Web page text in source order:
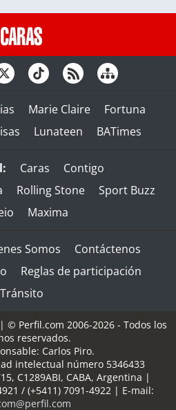
Marie Claire
Fortuna
Lunateen BATimes
Caras
Contigo
Rolling Stone
Sport Buzz
Maxima
Somos
Contáctenos
Reglas de participación
Tránsito
| © Perfil.com 2006-2026 - Todos los
reservados.
Carlos Piro.
intelectual número 5346433
, C1289ABI, CABA, Argentina |
/ (+5411) 7091-4922| E-mail: